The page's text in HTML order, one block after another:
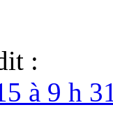
:
à 9 h